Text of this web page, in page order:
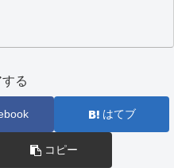
る
はてブ
コピー